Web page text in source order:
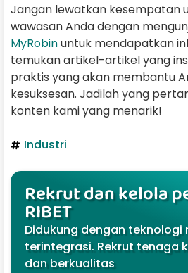
Jangan lewatkan kesempatan
wawasan Anda dengan
MyRobinuntuk mendapatkan
temukan artikel-artikel yang
praktis yang akan membantu
kesuksesan. Jadilah yang
konten kami yang menarik!
Industri
Rekrut dan kelola
RIBET
Didukung dengan teknologi
terintegrasi. Rekrut tenaga
dan berkualitas